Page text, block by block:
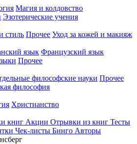
Магия и колдовство
Эзотерические учения
стиль Прочее Уход за кожей и макияж
язык Французский язык
Прочее
философские науки Прочее
философия
Христианство
книг Акции Отрывки из книг Тесты
Чек-листы Бинго Авторы